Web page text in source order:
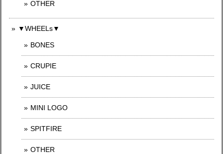
OTHER
▼WHEELs▼
BONES
CRUPIE
JUICE
MINI LOGO
SPITFIRE
OTHER